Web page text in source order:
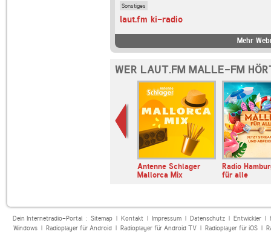
Sonstiges
laut.fm ki-radio
Mehr
WER LAUT.FM MALLE-FM
Antenne Schlager
Mallorca Mix
Radio
für alle
Dein Internetradio-Portal : Sitemap| Kontakt| Impressum| Datenschutz| Entwickler|
Windows| Radioplayer für Android| Radioplayer für Android TV| Radioplayer für iOS|